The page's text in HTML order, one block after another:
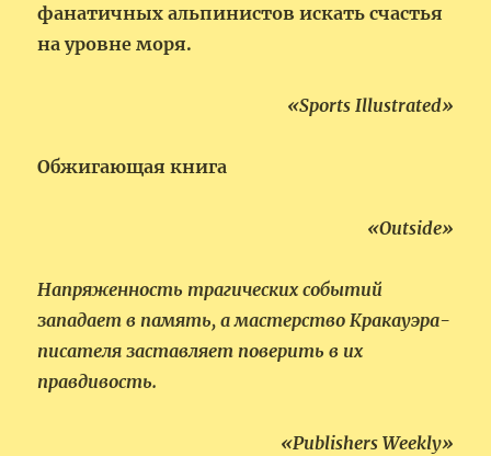
фанатичных альпинистов искать счастья
на уровне моря.
«Sports Illustrated»
Обжигающая книга
«Outside»
Напряженность трагических событий
западает в память, а мастерство Кракауэра-
писателя заставляет поверить в их
правдивость.
«Publishers Weekly»